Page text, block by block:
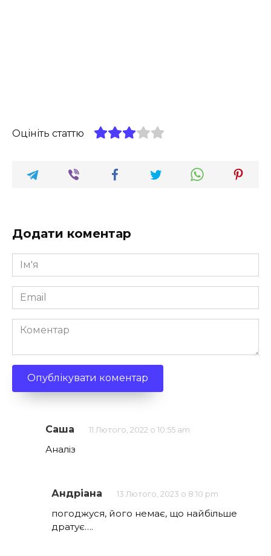
Оцініть статтю
Додати коментар
Ім'я
*
Email
*
Коментар
Саша 11 Лютого, 2022 о 10:55 am
Аналіз
Андріана 13 Лютого, 2023 о 8:10 pm
погоджуся, його немає, що найбільше
дратує….